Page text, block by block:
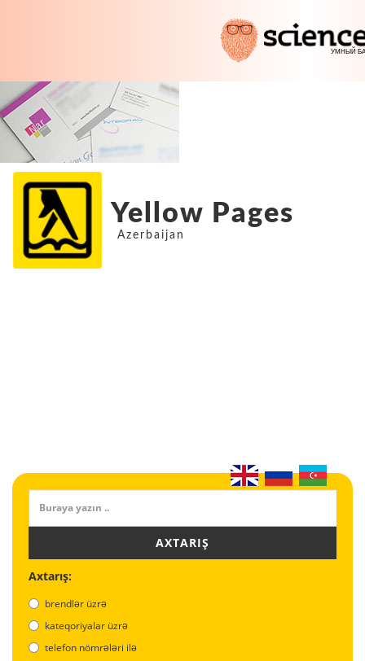
Yellow Pages
Azerbaijan
AXTARIŞ
Axtarış:
brendlər üzrə
kateqoriyalar üzrə
telefon nömrələri ilə